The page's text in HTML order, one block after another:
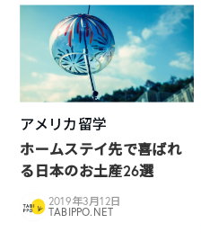
アメリカ留学
ホームステイ先で喜ばれ
る日本のお土産26選
2019年3月12日
TABIPPO.NET